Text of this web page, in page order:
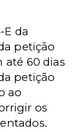
da
petição
até 60 dias
petição
ao
os